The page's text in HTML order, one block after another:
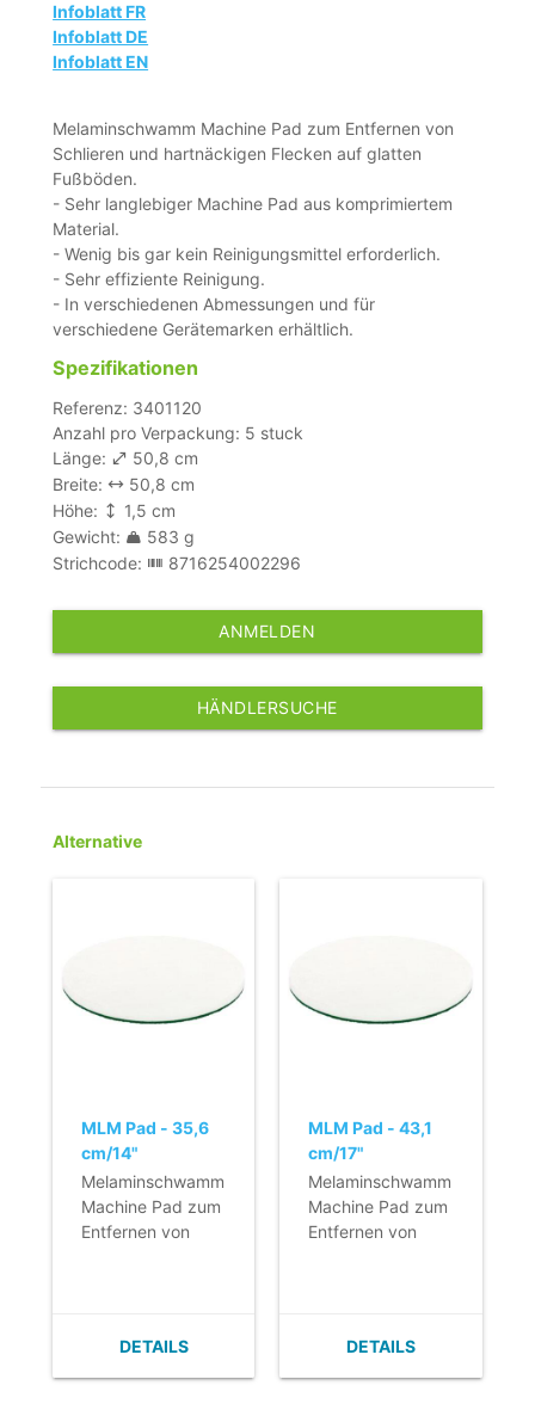
Infoblatt FR
Infoblatt DE
Infoblatt EN
Melaminschwamm Machine Pad zum Entfernen von
Schlieren und hartnäckigen Flecken auf glatten
Fußböden.
- Sehr langlebiger Machine Pad aus komprimiertem
Material.
- Wenig bis gar kein Reinigungsmittel erforderlich.
- Sehr effiziente Reinigung.
- In verschiedenen Abmessungen und für
verschiedene Gerätemarken erhältlich.
Spezifikationen
Referenz: 3401120
Anzahl pro Verpackung: 5 stuck
Länge:
50,8 cm
Breite:
50,8 cm
Höhe:
1,5 cm
Gewicht:
583 g
Strichcode:
8716254002296
ANMELDEN
HÄNDLERSUCHE
Alternative
MLM Pad - 35,6
cm/14"
Melaminschwamm
Machine Pad zum
Entfernen von
- Sehr langlebiger
Machine Pad aus
DETAILS
MLM Pad - 43,1
cm/17"
Melaminschwamm
Machine Pad zum
Entfernen von
- Sehr langlebiger
Machine Pad aus
DETAILS